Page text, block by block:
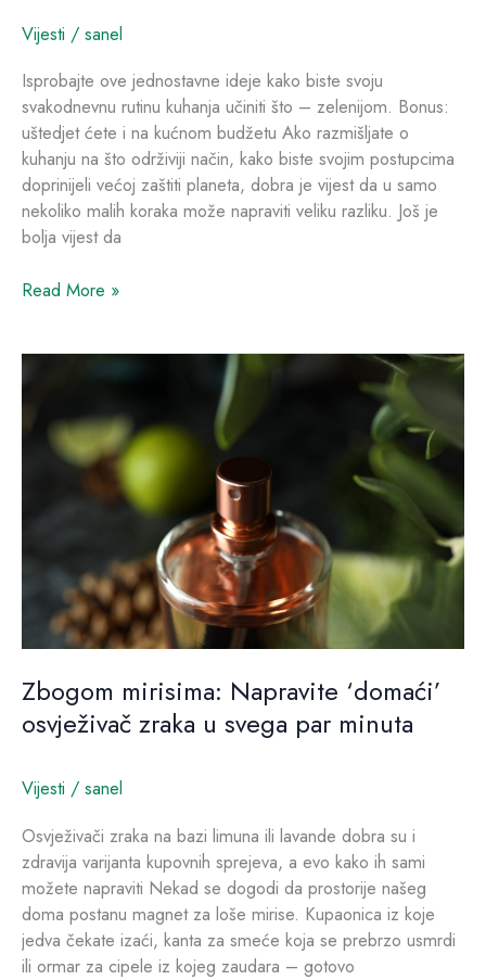
Vijesti / sanel
Isprobajte ove jednostavne ideje kako biste svoju
svakodnevnu rutinu kuhanja učiniti što – zelenijom. Bonus:
uštedjet ćete i na kućnom budžetu Ako razmišljate o
kuhanju na što održiviji način, kako biste svojim postupcima
doprinijeli većoj zaštiti planeta, dobra je vijest da u samo
nekoliko malih koraka može napraviti veliku razliku. Još je
bolja vijest da
Read More »
Zbogom mirisima: Napravite ‘domaći’
osvježivač zraka u svega par minuta
Vijesti / sanel
Osvježivači zraka na bazi limuna ili lavande dobra su i
zdravija varijanta kupovnih sprejeva, a evo kako ih sami
možete napraviti Nekad se dogodi da prostorije našeg
doma postanu magnet za loše mirise. Kupaonica iz koje
jedva čekate izaći, kanta za smeće koja se prebrzo usmrdi
ili ormar za cipele iz kojeg zaudara – gotovo
Zbogom
Napravite
‘domaći’
osvježivač
minuta